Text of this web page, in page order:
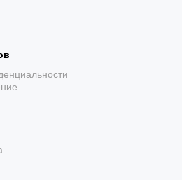
активности.